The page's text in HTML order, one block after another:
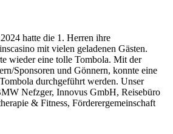
hatte die 1. Herren ihre
mit vielen geladenen Gästen.
wieder eine tolle Tombola. Mit der
Sponsoren und Gönnern, konnte eine
durchgeführt werden. Unser
Nefzger, Innovus GmbH, Reisebüro
& Fitness, Förderergemeinschaft